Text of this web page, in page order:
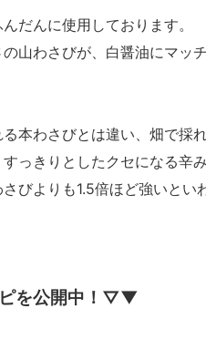
だんに使用しております。
山わさびが、白醤油にマッ
本わさびとは違い、畑で採
っきりとしたクセになる辛み
びよりも1.5倍ほど強いと
を公開中！▽▼